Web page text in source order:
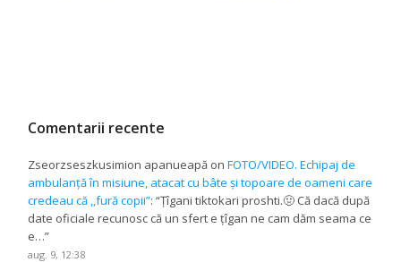
Comentarii recente
Zseorzseszkusimion apanueapă onFOTO/VIDEO. Echipaj de
ambulanță în misiune, atacat cu bâte și topoare de oameni care
credeau că ,,fură copii”: “Țîgani tiktokari proshti.🤢 Că dacă după
date oficiale recunosc că un sfert e țîgan ne cam dăm seama ce
e…”
aug. 9, 12:38